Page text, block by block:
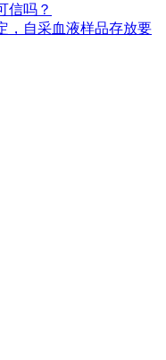
信吗？
，自采血液样品存放要